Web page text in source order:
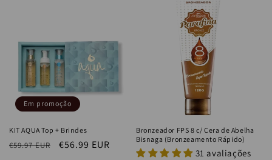
Em promoção
KIT AQUA Top + Brindes
Preço
€59.97 EUR
Preço
€56.99 EUR
Bronzeador FPS 8 c/ Cera de Abelha
Bisnaga (Bronzeamento Rápido)
31 avaliações